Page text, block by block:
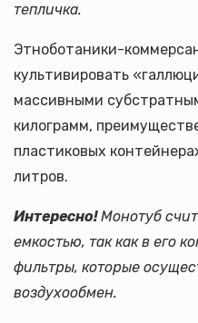
тепличка.
Этноботаники-
культивировать
массивными
килограмм,
пластиковых
литров.
Интересно!Монотуб
емкостью, так как в его
фильтры, которые
воздухообмен.